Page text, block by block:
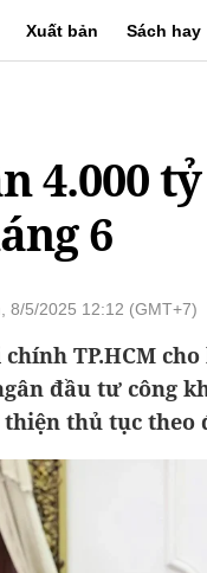
Xuất bản Sách hay
4.000
6
8/5/2025 12:12 (GMT+7)
TP.HCM
đầu tư công
thủ tục theo